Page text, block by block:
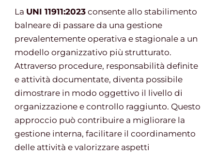
La UNI 11911:2023 consente allo stabilimento
balneare di passare da una gestione
prevalentemente operativa e stagionale a un
modello organizzativo più strutturato.
Attraverso procedure, responsabilità definite
e attività documentate, diventa possibile
dimostrare in modo oggettivo il livello di
organizzazione e controllo raggiunto. Questo
approccio può contribuire a migliorare la
gestione interna, facilitare il coordinamento
delle attività e valorizzare aspetti